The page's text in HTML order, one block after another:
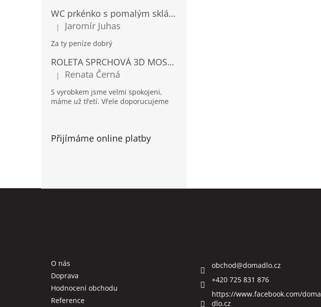
WC prkénko s pomalým sklápěním Estiva 3 Polypropylen
Hodnocení produktu je 5 z 5 hvězdiček.
| Jaromír Juhas
Za ty peníze dobrý
ROLETA SPRCHOVÁ 3D MOSAIC STANDARD
Hodnocení produktu je 5 z 5 hvězdiček.
| Renata Černá
S vyrobkem jsme velmi spokojeni,
máme už třetí. Vřele doporucujeme
Přijímáme online platby
Z
O nás
Doprava
Hodnocení obchodu
Reference
obchod@domadlo.cz
+420 725 831 876
https://www.facebook.com/doma
dlo.cz